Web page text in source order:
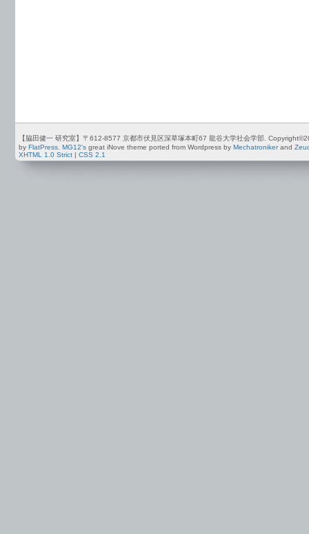
【脇田健一 研究室】〒612-8577 京都市伏見区深草塚本町67 龍谷大学社会学部.
by FlatPress. MG12's great iNove theme ported from Wordpress by Mechatronikerand
XHTML 1.0 Strict
CSS 2.1